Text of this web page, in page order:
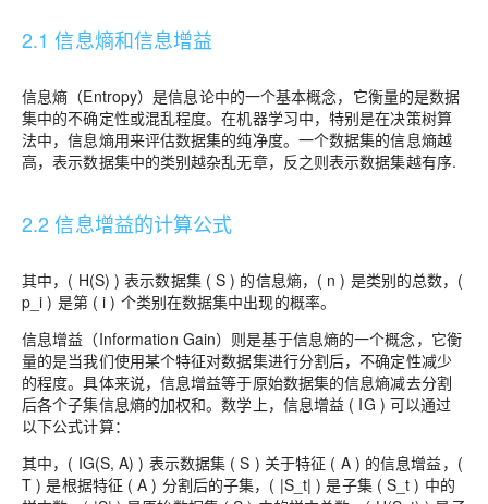
2.1 信息熵和信息增益
信息熵（Entropy）是信息论中的一个基本概念，它衡量的是数据
集中的不确定性或混乱程度。在机器学习中，特别是在决策树算
法中，信息熵用来评估数据集的纯净度。一个数据集的信息熵越
高，表示数据集中的类别越杂乱无章，反之则表示数据集越有序.
2.2 信息增益的计算公式
其中，( H(S) ) 表示数据集 ( S ) 的信息熵，( n ) 是类别的总数，(
p_i ) 是第 ( i ) 个类别在数据集中出现的概率。
信息增益（Information Gain）则是基于信息熵的一个概念，它衡
量的是当我们使用某个特征对数据集进行分割后，不确定性减少
的程度。具体来说，信息增益等于原始数据集的信息熵减去分割
后各个子集信息熵的加权和。数学上，信息增益 ( IG ) 可以通过
以下公式计算：
其中，( IG(S, A) ) 表示数据集 ( S ) 关于特征 ( A ) 的信息增益，(
T ) 是根据特征 ( A ) 分割后的子集，( |S_t| ) 是子集 ( S_t ) 中的